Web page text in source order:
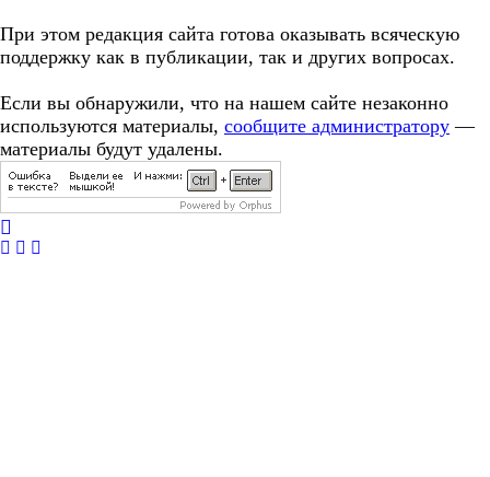
При этом редакция сайта готова оказывать всяческую
поддержку как в публикации, так и других вопросах.
Если вы обнаружили, что на нашем сайте незаконно
используются материалы, сообщите администратору —
материалы будут удалены.